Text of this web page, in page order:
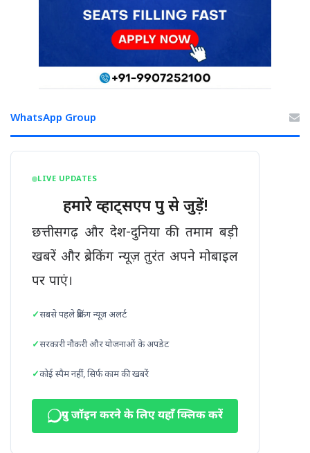
WhatsApp Group
LIVE UPDATES
हमारे व्हाट्सएप ग्रुप से जुड़ें!
छत्तीसगढ़ और देश-दुनिया की तमाम बड़ी
खबरें और ब्रेकिंग न्यूज़ तुरंत अपने मोबाइल
पर पाएं।
सबसे पहले ब्रेकिंग न्यूज़ अलर्ट
सरकारी नौकरी और योजनाओं के अपडेट
कोई स्पैम नहीं, सिर्फ काम की खबरें
ग्रुप जॉइन करने के लिए यहाँ क्लिक करें